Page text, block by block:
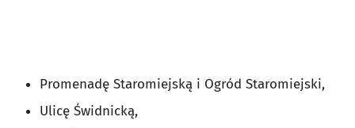
Promenadę Staromiejską i Ogród Staromiejski,
Ulicę Świdnicką,